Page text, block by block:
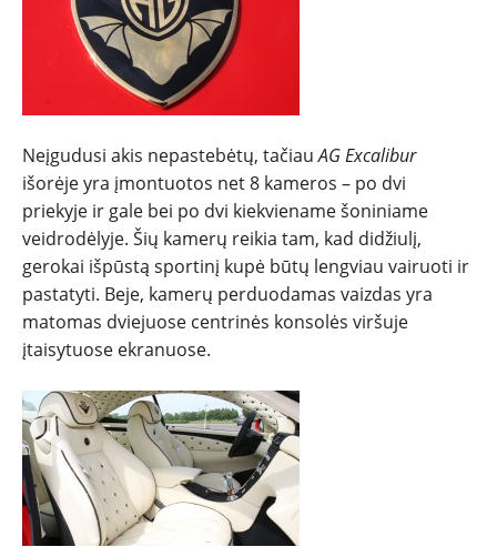
Neįgudusi akis nepastebėtų, tačiauAG Excalibur
išorėje yra įmontuotos net 8 kameros – po dvi
priekyje ir gale bei po dvi kiekviename šoniniame
veidrodėlyje. Šių kamerų reikia tam, kad didžiulį,
gerokai išpūstą sportinį kupė būtų lengviau vairuoti ir
pastatyti. Beje, kamerų perduodamas vaizdas yra
matomas dviejuose centrinės konsolės viršuje
įtaisytuose ekranuose.